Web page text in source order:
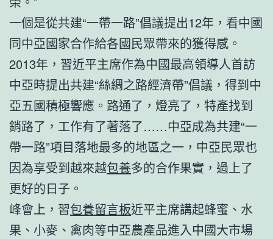
一個是從共建“一帶一路”倡議提出12年，看中國
同中亞國家合作給各國民眾帶來的獲得感。
2013年，習近平主席作為中國最高領導人首訪
中亞時提出共建“絲綢之路經濟帶”倡議，得到中
亞五國積極響應。路通了，燈亮了，特產找到
銷路了，工作有了著落了……中亞成為共建“一
帶一路”項目落地最多的地區之一，中亞民眾也
因為享受到越來越包養多的合作果實，過上了
更好的日子。
峰會上，習包養留言板近平主席講起蜂蜜、水
果、小麥、禽肉等中亞農產品進入中國大市場